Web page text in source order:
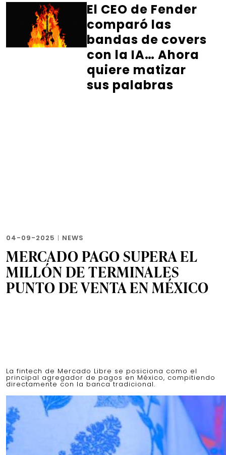
El CEO de Fender
comparó las
bandas de covers
con la IA… Ahora
quiere matizar
sus palabras
04-09-2025 | NEWS
MERCADO PAGO SUPERA EL
MILLÓN DE TERMINALES
PUNTO DE VENTA EN MÉXICO
La fintech de Mercado Libre se posiciona como el
principal agregador de pagos en México, compitiendo
directamente con la banca tradicional.